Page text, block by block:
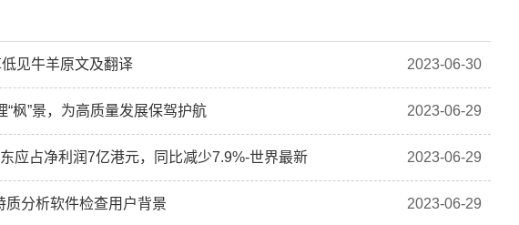
见牛羊原文及翻译 2023-06-30
枫”景，为高质量发展保驾护航 2023-06-29
应占净利润7亿港元，同比减少7.9%-世界最新 2023-06-29
质分析软件检查用户背景 2023-06-29